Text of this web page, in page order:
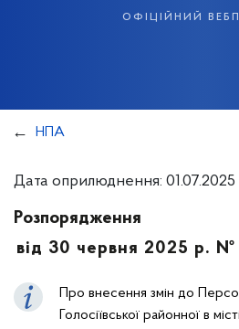
офіційний
НПА
Дата оприлюднення: 01.07.2025
Розпорядження
від 30 червня 2025 р.
Про внесення змін до
Голосіївської районної в